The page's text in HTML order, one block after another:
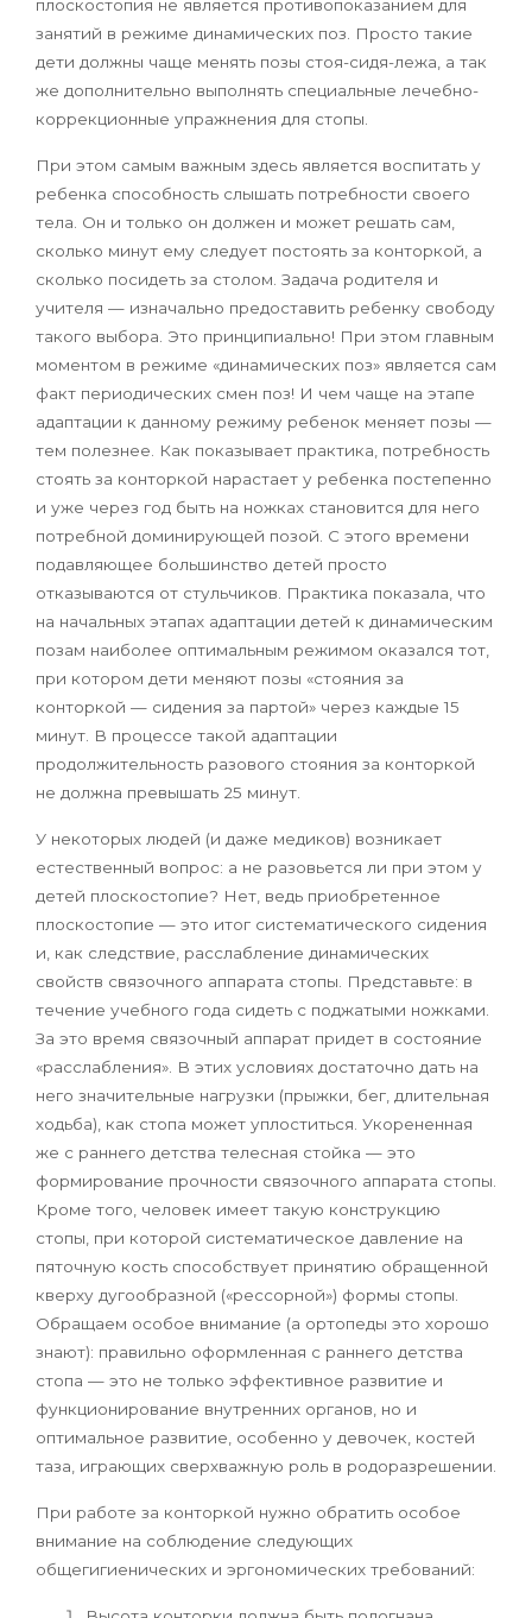
плоскостопия не является противопоказанием для
занятий в режиме динамических поз. Просто такие
дети должны чаще менять позы стоя-сидя-лежа, а так
же дополнительно выполнять специальные лечебно-
коррекционные упражнения для стопы.
При этом самым важным здесь является воспитать у
ребенка способность слышать потребности своего
тела. Он и только он должен и может решать сам,
сколько минут ему следует постоять за конторкой, а
сколько посидеть за столом. Задача родителя и
учителя — изначально предоставить ребенку свободу
такого выбора. Это принципиально! При этом главным
моментом в режиме «динамических поз» является сам
факт периодических смен поз! И чем чаще на этапе
адаптации к данному режиму ребенок меняет позы —
тем полезнее. Как показывает практика, потребность
стоять за конторкой нарастает у ребенка постепенно
и уже через год быть на ножках становится для него
потребной доминирующей позой. С этого времени
подавляющее большинство детей просто
отказываются от стульчиков. Практика показала, что
на начальных этапах адаптации детей к динамическим
позам наиболее оптимальным режимом оказался тот,
при котором дети меняют позы «стояния за
конторкой — сидения за партой» через каждые 15
минут. В процессе такой адаптации
продолжительность разового стояния за конторкой
не должна превышать 25 минут.
У некоторых людей (и даже медиков) возникает
естественный вопрос: а не разовьется ли при этом у
детей плоскостопие? Нет, ведь приобретенное
плоскостопие — это итог систематического сидения
и, как следствие, расслабление динамических
свойств связочного аппарата стопы. Представьте: в
течение учебного года сидеть с поджатыми ножками.
За это время связочный аппарат придет в состояние
«расслабления». В этих условиях достаточно дать на
него значительные нагрузки (прыжки, бег, длительная
ходьба), как стопа может уплоститься. Укорененная
же с раннего детства телесная стойка — это
формирование прочности связочного аппарата стопы.
Кроме того, человек имеет такую конструкцию
стопы, при которой систематическое давление на
пяточную кость способствует принятию обращенной
кверху дугообразной («рессорной») формы стопы.
Обращаем особое внимание (а ортопеды это хорошо
знают): правильно оформленная с раннего детства
стопа — это не только эффективное развитие и
функционирование внутренних органов, но и
оптимальное развитие, особенно у девочек, костей
таза, играющих сверхважную роль в родоразрешении.
При работе за конторкой нужно обратить особое
внимание на соблюдение следующих
общегигиенических и эргономических требований: